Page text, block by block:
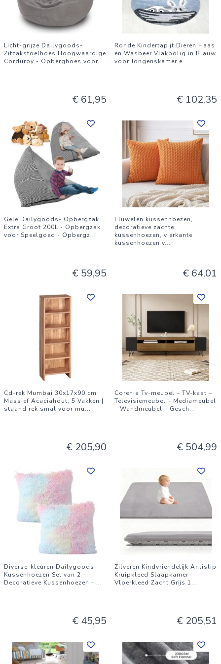
Licht-grijze Dailygoods-
Zitzakstoelhoes Hoogwaardige
Corduroy - Opberghoes voor...
€ 61,95
Ronde Kindertapijt Dieren Haas
en Wasbeer Vlakpolig in Blauw
voor Jongenskamer e...
€ 102,35
Gele Dailygoods- Opbergzak
Extra Groot 200L - Opbergzak
voor Speelgoed - Opbergz...
€ 59,95
Fluwelen kussenhoezen,
decoratieve zachte
kussenhoezen, vierkante
kussenhoezen v...
€ 64,01
Cd-rek Mumbai 30x17x90 cm
Massief Acaciahout, 5 Vakken |
staand rek smal voor mu...
€ 205,90
Corenia Tv-meubel – TV-kast –
Televisiemeubel – Mediameubel
– Wandmeubel – Gesch...
€ 504,99
Diverse-kleuren Dailygoods-
Kussenhoezen Set van 2 -
Decoratieve Kussenhoezen - ...
€ 45,95
Zilveren Kindvriendelijk Antislip
Kruipkleed Slaapkamer
Vloerkleed Zacht Grijs 1...
€ 205,51